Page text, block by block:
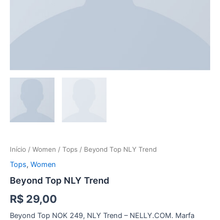
Início / Women / Tops / Beyond Top NLY Trend
Tops, Women
Beyond Top NLY Trend
R$ 29,00
Beyond Top NOK 249, NLY Trend – NELLY.COM. Marfa